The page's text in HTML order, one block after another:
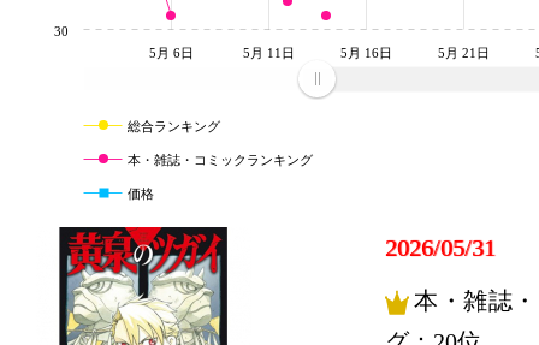
5月 6日 5月 11日 5月 16日 5月 21日
30
総合ランキング
本・雑誌・コミックランキング
価格
2026/05/31
本・雑誌